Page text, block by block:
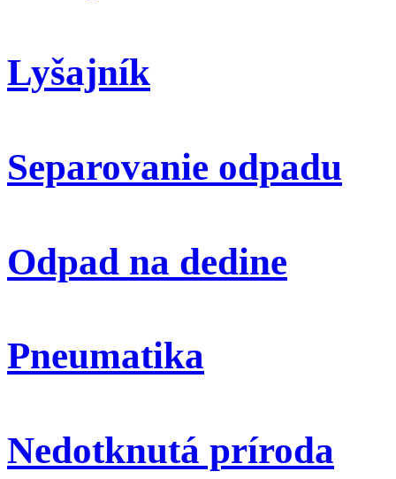
Lyšajník
Separovanie odpadu
Odpad na dedine
Pneumatika
Nedotknutá príroda